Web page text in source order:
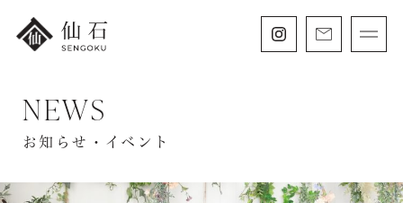
FURISODE 振袖・紋付袴レンタル
NEWS
お知らせ・イベント